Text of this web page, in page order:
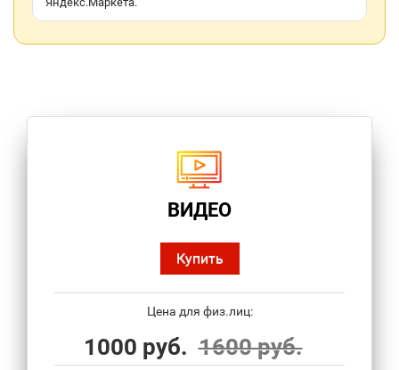
ВИДЕО
Купить
Цена для физ.лиц:
1000 руб. 1600 руб.